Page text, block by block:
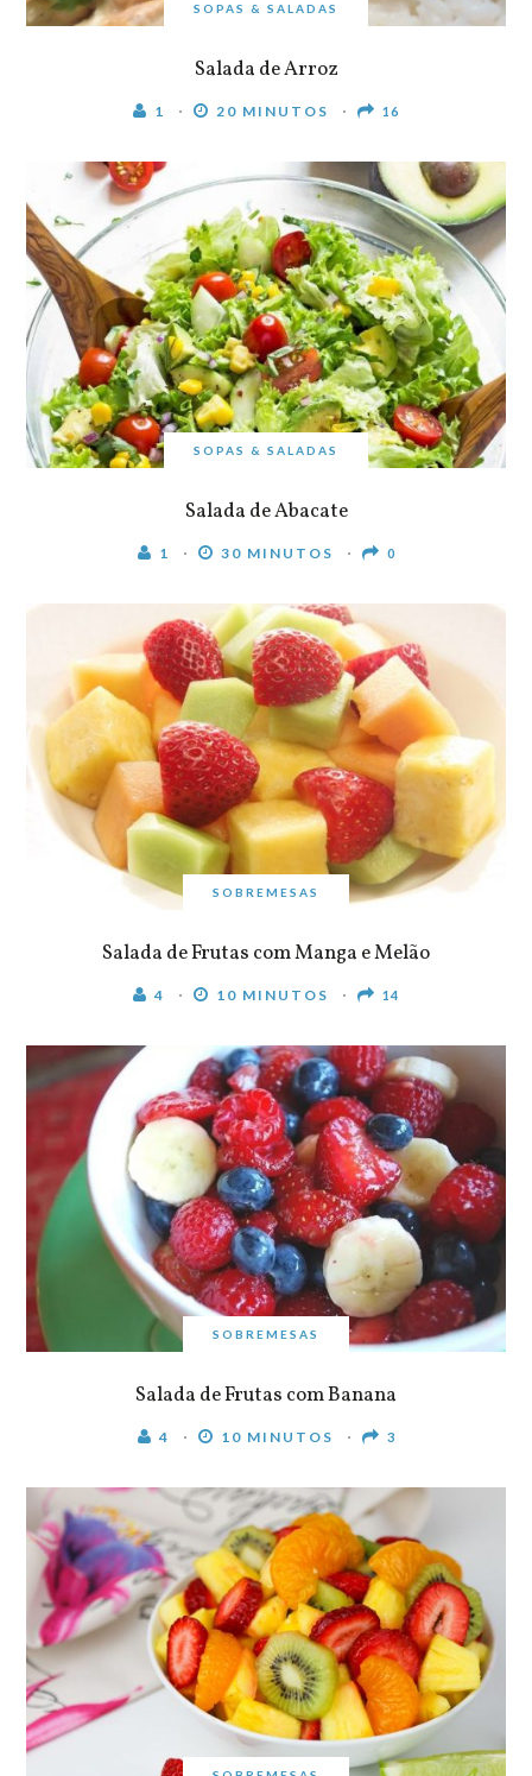
SOPAS & SALADAS
Salada de Arroz
1 20 MINUTOS 16
SOPAS & SALADAS
Salada de Abacate
1 30 MINUTOS 0
SOBREMESAS
Salada de Frutas com Manga e Melão
4 10 MINUTOS 14
SOBREMESAS
Salada de Frutas com Banana
4 10 MINUTOS 3